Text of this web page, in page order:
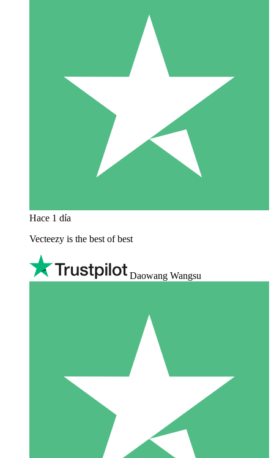
Hace 1 día
Vecteezy is the best of best
Daowang Wangsu